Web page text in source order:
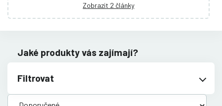
Zobrazit 2 články
Jaké produkty vás zajímají?
Filtrovat